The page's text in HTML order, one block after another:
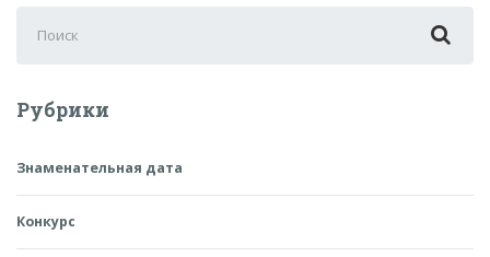
для:
Рубрики
Знаменательная дата
Конкурс